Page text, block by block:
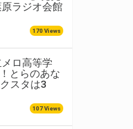
ラジオ会館
170 Views
ロ高等学
とらのあな
スタは3
107 Views